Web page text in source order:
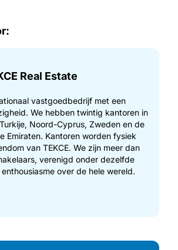
Real Estate
vastgoedbedrijf met een
We hebben twintig kantoren in
Noord-Cyprus, Zweden en de
Emiraten. Kantoren worden fysiek
van TEKCE. We zijn meer dan
verenigd onder dezelfde
over de hele wereld.